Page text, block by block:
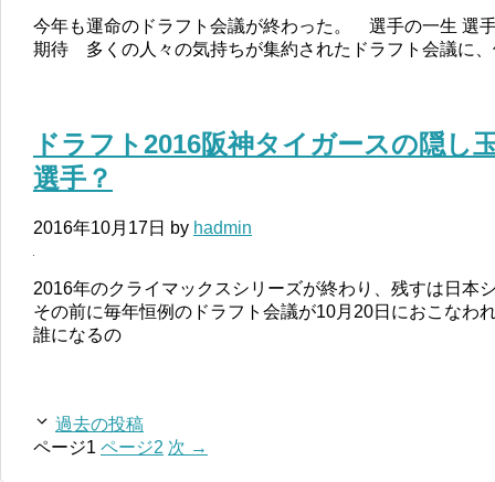
今年も運命のドラフト会議が終わった。 選手の一生 選
期待 多くの人々の気持ちが集約されたドラフト会議に
ドラフト2016阪神タイガースの隠し
選手？
2016年10月17日 by hadmin
2016年のクライマックスシリーズが終わり、残すは日本
その前に毎年恒例のドラフト会議が10月20日におこな
誰になるの
過去の投稿
ページ1 ページ2 次 →